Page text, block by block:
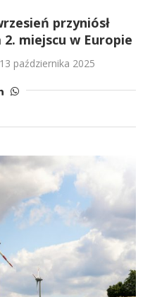
przyniósł
miejscu w Europie
13 października 2025